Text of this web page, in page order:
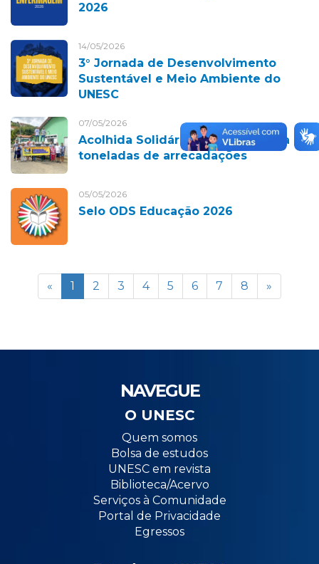
2026
14/05/2026
3° Jornada de Desenvolvimento
Sustentável e Meio Ambiente do
UNESC
07/05/2026
Acolhida Solidária 2026 ultrapassa 10
toneladas de arrecadações
05/05/2026
Selo ODS Educação 2026
« 1 2 3 4 5 6 7 8 »
NAVEGUE
O UNESC
Quem somos
Bolsa de estudos
UNESC em revista
Biblioteca/Acervo
Serviços à Comunidade
Portal de Privacidade
Egressos